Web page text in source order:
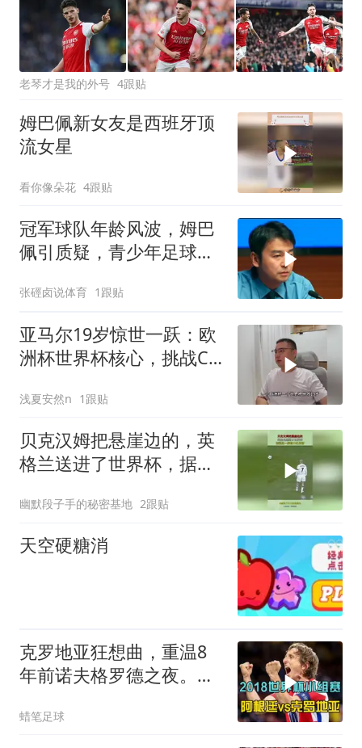
老琴才是我的外号 4跟贴
姆巴佩新女友是西班牙顶
流女星
看你像朵花 4跟贴
冠军球队年龄风波，姆巴
佩引质疑，青少年足球公
张硜卤说体育 1跟贴
亚马尔19岁惊世一跃：欧
洲杯世界杯核心，挑战C
浅夏安然n 1跟贴
贝克汉姆把悬崖边的，英
格兰送进了世界杯，据说
幽默段子手的秘密基地 2跟贴
天空硬糖消
克罗地亚狂想曲，重温8
年前诺夫格罗德之夜。莫
蜡笔足球